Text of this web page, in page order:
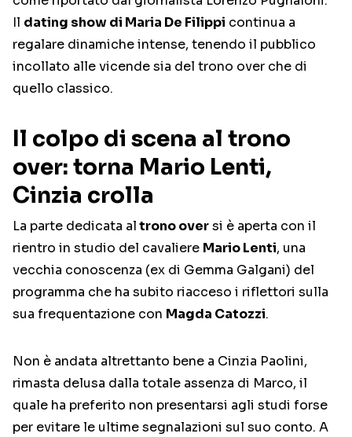
Il dating show di Maria De Filippi continua a
regalare dinamiche intense, tenendo il pubblico
incollato alle vicende sia del trono over che di
quello classico.
Il colpo di scena al trono
over: torna Mario Lenti,
Cinzia crolla
La parte dedicata altrono oversi è aperta con il
rientro in studio del cavaliere Mario Lenti, una
vecchia conoscenza (ex di Gemma Galgani) del
programma che ha subito riacceso i riflettori sulla
sua frequentazione con Magda Catozzi.
Non è andata altrettanto bene a Cinzia Paolini,
rimasta delusa dalla totale assenza di Marco, il
quale ha preferito non presentarsi agli studi forse
per evitare le ultime segnalazioni sul suo conto. A